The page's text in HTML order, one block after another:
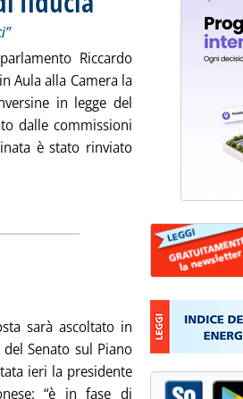
Riccardo
Aula alla Camera la
in legge del
dalle commissioni
è stato rinviato
'Decreto crescita, posta la
sarà ascoltato in
Senato sul Piano
ieri la presidente
“è in fase di